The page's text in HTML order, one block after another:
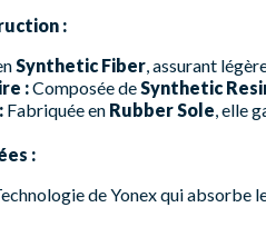
:
Synthetic Fiber, assurant
:Composée deSynthetic
Fabriquée en Rubber Sole, elle
:
de Yonex qui absorbe